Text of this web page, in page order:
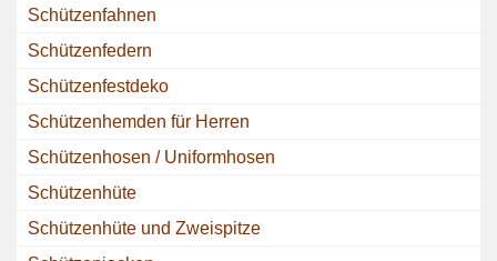
Schützenfahnen
Schützenfedern
Schützenfestdeko
Schützenhemden für Herren
Schützenhosen / Uniformhosen
Schützenhüte
Schützenhüte und Zweispitze